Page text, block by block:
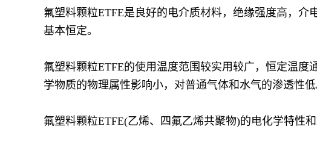
氟塑料颗粒ETFE是良好的电介质材料，绝缘强度高，
基本恒定。
氟塑料颗粒ETFE的使用温度范围较实用较广，恒定温度
学物质的物理属性影响小，对普通气体和水气的渗透性低
氟塑料颗粒ETFE(乙烯、四氟乙烯共聚物)的电化学特性